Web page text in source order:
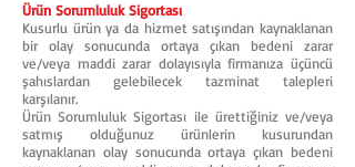
Ürün Sorumluluk Sigortası
Kusurlu ürün ya da hizmet satışından kaynaklanan
bir olay sonucunda ortaya çıkan bedeni zarar
ve/veya maddi zarar dolayısıyla firmanıza üçüncü
şahıslardan gelebilecek tazminat talepleri
karşılanır.
Ürün Sorumluluk Sigortası ile ürettiğiniz ve/veya
satmış olduğunuz ürünlerin kusurundan
kaynaklanan olay sonucunda ortaya çıkan bedeni